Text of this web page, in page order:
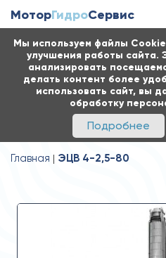
Мы используем файлы
улучшения работы сайта.
анализировать
делать контент более
использовать сайт, вы
обработку
Подробнее
МоторГидроСервис
Главная ЭЦВ 4-2,5-80